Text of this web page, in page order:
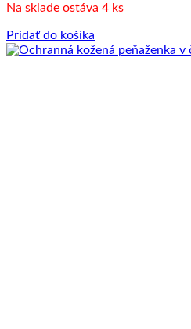
Na sklade ostáva 4 ks
Pridať do košíka